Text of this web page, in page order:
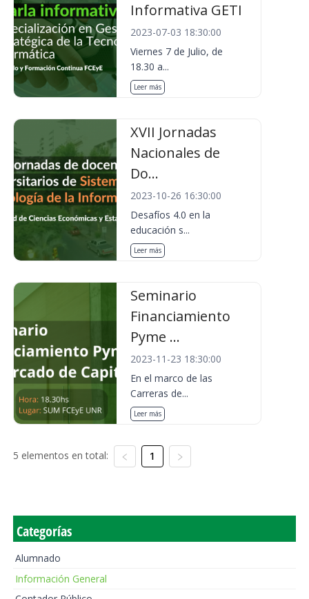
Informativa GETI
2023-07-03 18:30:00
Viernes 7 de Julio, de
18.30 a...
Leer más
XVII Jornadas
Nacionales de
Do...
2023-10-26 16:30:00
Desafíos 4.0 en la
educación s...
Leer más
Seminario
Financiamiento
Pyme ...
2023-11-23 18:30:00
En el marco de las
Carreras de...
Leer más
5 elementos en total: 1
Categorías
Alumnado
Información General